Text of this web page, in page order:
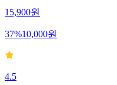
15,900원
37%10,000원
4.5